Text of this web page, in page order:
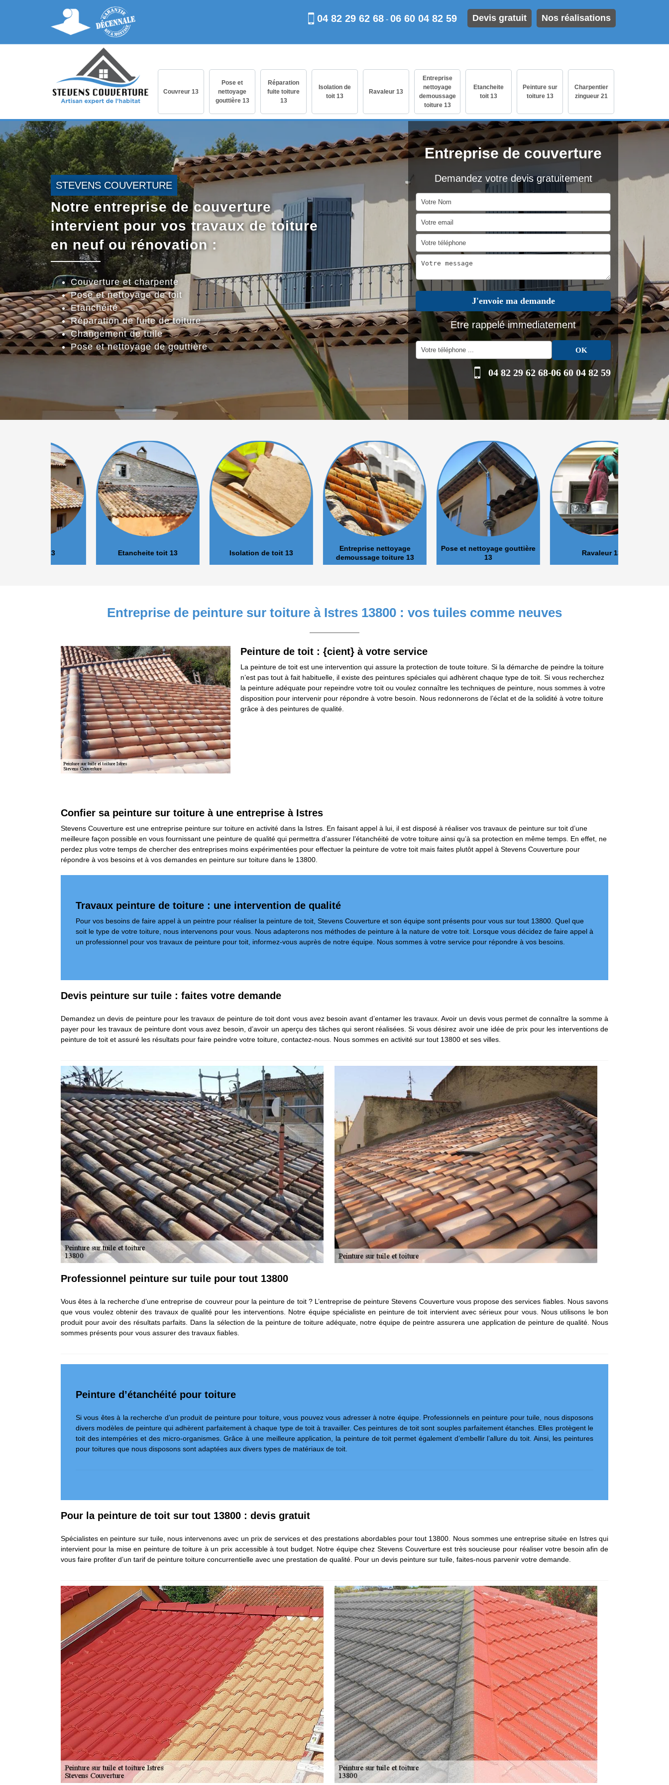
Devis gratuit Nos réalisations
04 82 29 62 68 - 06 60 04 82 59
Couvreur 13
Pose et
nettoyage
gouttière 13
Réparation
fuite toiture
13
Isolation de
toit 13
Ravaleur 13
Entreprise
nettoyage
demoussage
toiture 13
Etancheite
toit 13
Peinture sur
toiture 13
Charpentier
zingueur 21
Entreprise de couverture
Demandez votre devis gratuitement
Etre rappelé immediatement
04 82 29 62 68-06 60 04 82 59
STEVENS COUVERTURE
Notre entreprise de couverture
intervient pour vos travaux de toiture
en neuf ou rénovation :
Couverture et charpente
Pose et nettoyage de toit
Etanchéité
Réparation de fuite de toiture
Changement de tuile
Pose et nettoyage de gouttière
Etancheite toit 13 Isolation de toit 13
Entreprise nettoyage
demoussage toiture 13
Pose et nettoyage gouttière
Entreprise de peinture sur toiture à Istres 13800 : vos tuiles comme neuves
Peinture de toit : {cient} à votre service
La peinture de toit est une intervention qui assure la protection de toute toiture. Si la démarche de peindre la toiture
n’est pas tout à fait habituelle, il existe des peintures spéciales qui adhèrent chaque type de toit. Si vous recherchez
la peinture adéquate pour repeindre votre toit ou voulez connaître les techniques de peinture, nous sommes à votre
disposition pour intervenir pour répondre à votre besoin. Nous redonnerons de l’éclat et de la solidité à votre toiture
grâce à des peintures de qualité.
Confier sa peinture sur toiture à une entreprise à Istres
Stevens Couverture est une entreprise peinture sur toiture en activité dans la Istres. En faisant appel à lui, il est disposé à réaliser vos travaux de peinture sur toit d’une
meilleure façon possible en vous fournissant une peinture de qualité qui permettra d’assurer l’étanchéité de votre toiture ainsi qu’à sa protection en même temps. En effet, ne
perdez plus votre temps de chercher des entreprises moins expérimentées pour effectuer la peinture de votre toit mais faites plutôt appel à Stevens Couverture pour
répondre à vos besoins et à vos demandes en peinture sur toiture dans le 13800.
Travaux peinture de toiture : une intervention de qualité
Pour vos besoins de faire appel à un peintre pour réaliser la peinture de toit, Stevens Couverture et son équipe sont présents pour vous sur tout 13800. Quel que
soit le type de votre toiture, nous intervenons pour vous. Nous adapterons nos méthodes de peinture à la nature de votre toit. Lorsque vous décidez de faire appel à
un professionnel pour vos travaux de peinture pour toit, informez-vous auprès de notre équipe. Nous sommes à votre service pour répondre à vos besoins.
Devis peinture sur tuile : faites votre demande
Demandez un devis de peinture pour les travaux de peinture de toit dont vous avez besoin avant d’entamer les travaux. Avoir un devis vous permet de connaître la somme à
payer pour les travaux de peinture dont vous avez besoin, d’avoir un aperçu des tâches qui seront réalisées. Si vous désirez avoir une idée de prix pour les interventions de
peinture de toit et assuré les résultats pour faire peindre votre toiture, contactez-nous. Nous sommes en activité sur tout 13800 et ses villes.
Professionnel peinture sur tuile pour tout 13800
Vous êtes à la recherche d’une entreprise de couvreur pour la peinture de toit ? L’entreprise de peinture Stevens Couverture vous propose des services fiables. Nous savons
que vous voulez obtenir des travaux de qualité pour les interventions. Notre équipe spécialiste en peinture de toit intervient avec sérieux pour vous. Nous utilisons le bon
produit pour avoir des résultats parfaits. Dans la sélection de la peinture de toiture adéquate, notre équipe de peintre assurera une application de peinture de qualité. Nous
sommes présents pour vous assurer des travaux fiables.
Peinture d’étanchéité pour toiture
Si vous êtes à la recherche d’un produit de peinture pour toiture, vous pouvez vous adresser à notre équipe. Professionnels en peinture pour tuile, nous disposons
divers modèles de peinture qui adhèrent parfaitement à chaque type de toit à travailler. Ces peintures de toit sont souples parfaitement étanches. Elles protègent le
toit des intempéries et des micro-organismes. Grâce à une meilleure application, la peinture de toit permet également d’embellir l’allure du toit. Ainsi, les peintures
pour toitures que nous disposons sont adaptées aux divers types de matériaux de toit.
Pour la peinture de toit sur tout 13800 : devis gratuit
Spécialistes en peinture sur tuile, nous intervenons avec un prix de services et des prestations abordables pour tout 13800. Nous sommes une entreprise située en Istres qui
intervient pour la mise en peinture de toiture à un prix accessible à tout budget. Notre équipe chez Stevens Couverture est très soucieuse pour réaliser votre besoin afin de
vous faire profiter d’un tarif de peinture toiture concurrentielle avec une prestation de qualité. Pour un devis peinture sur tuile, faites-nous parvenir votre demande.